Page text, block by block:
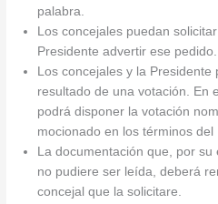
palabra.
Los concejales puedan
Presidente advertir ese pedido.
Los concejales y la Presidente
resultado de una votación. En
podrá disponer la votación
mocionado en los términos
La documentación que, por
no pudiere ser leída, deberá
concejal que la solicitare.